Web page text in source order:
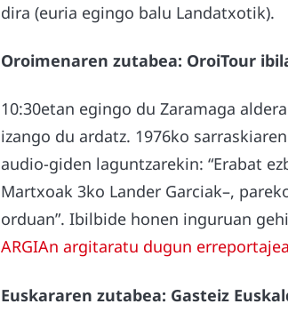
dira (euria egingo balu Landatxotik).
Oroimenaren zutabea: OroiTour
10:30etan egingo du Zaramaga
izango du ardatz. 1976ko
audio-giden laguntzarekin: “Erabat
Martxoak 3ko Lander Garciak–,
orduan”. Ibilbide honen inguruan
ARGIAn argitaratu dugun erreportajea
Euskararen zutabea: Gasteiz